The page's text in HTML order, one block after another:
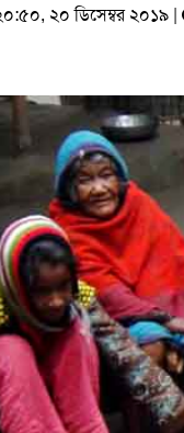
২০ ডিসেম্বর ২০১৯ |